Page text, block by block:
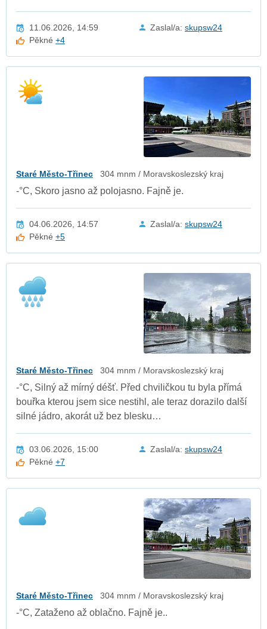
11.06.2026, 14:59 Zaslal/a: skupsw24
Pěkné+4
Staré Město-Třinec 304 mnm / Moravskoslezský kraj
-°C, Skoro jasno až polojasno. Fajně je.
04.06.2026, 14:57 Zaslal/a: skupsw24
Pěkné+5
Staré Město-Třinec 304 mnm / Moravskoslezský kraj
-°C, Silný až mírný déšť. Před chviličkou tu byla přímá
bouřka kterou jsem sice nestihl, ale teraz dorazilo další
silné jádro, akorát už bez blesku…
03.06.2026, 15:00 Zaslal/a: skupsw24
Pěkné+7
Staré Město-Třinec 304 mnm / Moravskoslezský kraj
-°C, Zataženo až oblačno. Fajně je..